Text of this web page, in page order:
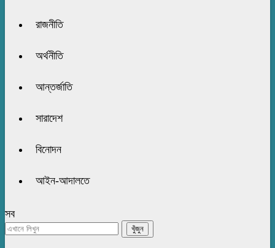
রাজনীতি
অর্থনীতি
আন্তর্জাতি
সারাদেশ
বিনোদন
আইন-আদালতে
সব